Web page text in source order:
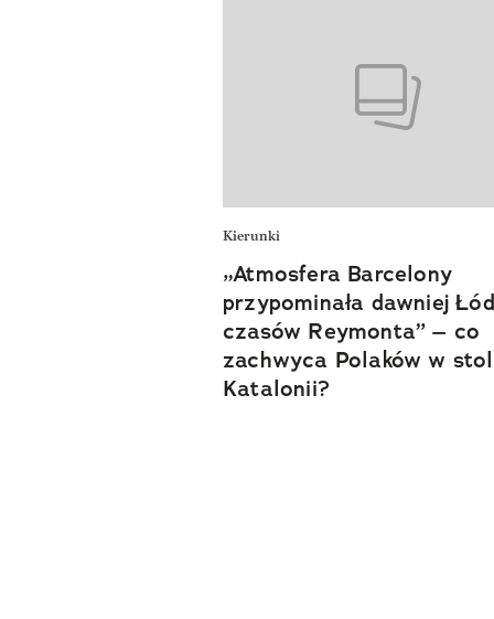
Kierunki
„Atmosfera Barcelony
przypominała dawniej
czasów Reymonta” – co
zachwyca Polaków w
Katalonii?